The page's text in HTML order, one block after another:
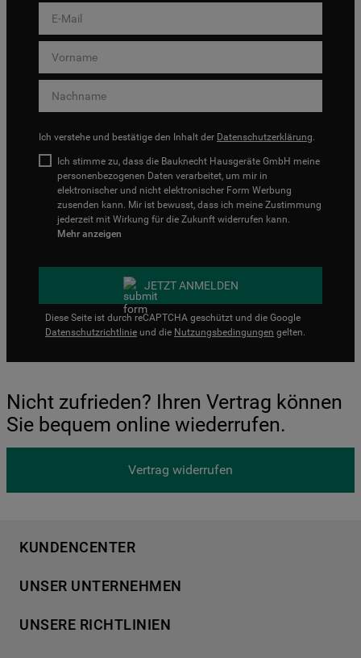
Ich verstehe und bestätige den Inhalt der Datenschutzerklärung.
Ich stimme zu, dass die Bauknecht Hausgeräte GmbH meine
personenbezogenen Daten verarbeitet, um mir in
elektronischer und nicht elektronischer Form Werbung
zusenden kann. Mir ist bewusst, dass ich meine Zustimmung
jederzeit mit Wirkung für die Zukunft widerrufen kann.
Mehr anzeigen
JETZT ANMELDEN
Diese Seite ist durch reCAPTCHA geschützt und die Google
Datenschutzrichtlinie und die Nutzungsbedingungen gelten.
Nicht zufrieden? Ihren Vertrag können
Sie bequem online wiederrufen.
Vertrag widerrufen
KUNDENCENTER
Händlersuche
Häufige Fragen
UNSER UNTERNEHMEN
Für Händler
UNSERE RICHTLINIEN